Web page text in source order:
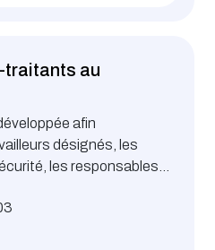
traitants au
afin
désignés, les
les responsables
le cadre légal en
au travail lors